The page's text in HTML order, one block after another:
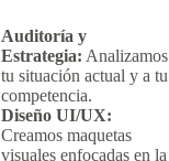
Auditoría y
Estrategia: Analizamos
tu situación actual y a tu
competencia.
Diseño UI/UX:
Creamos maquetas
visuales enfocadas en la